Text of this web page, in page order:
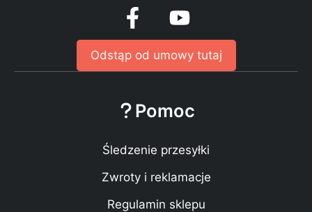
Odstąp od umowy tutaj
Pomoc
Śledzenie przesyłki
Zwroty i reklamacje
Regulamin sklepu